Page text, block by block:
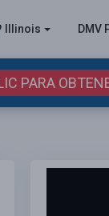
Illinois DMV
PARA